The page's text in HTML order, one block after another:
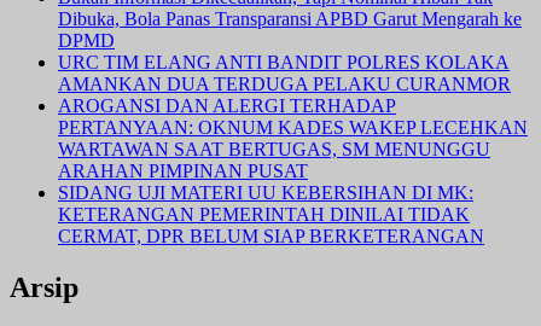
Dibuka, Bola Panas Transparansi APBD Garut Mengarah ke
DPMD
URC TIM ELANG ANTI BANDIT POLRES KOLAKA
AMANKAN DUA TERDUGA PELAKU CURANMOR
AROGANSI DAN ALERGI TERHADAP
PERTANYAAN: OKNUM KADES WAKEP LECEHKAN
WARTAWAN SAAT BERTUGAS, SM MENUNGGU
ARAHAN PIMPINAN PUSAT
SIDANG UJI MATERI UU KEBERSIHAN DI MK:
KETERANGAN PEMERINTAH DINILAI TIDAK
CERMAT, DPR BELUM SIAP BERKETERANGAN
Arsip